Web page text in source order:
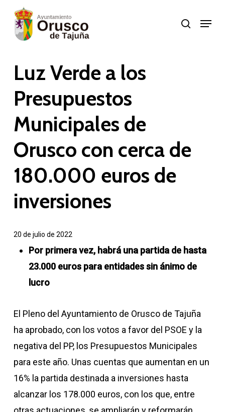
main
search
Menu
Luz Verde a los
Presupuestos
Municipales de
Orusco con cerca de
180.000 euros de
inversiones
20 de julio de 2022
Por primera vez, habrá una partida de hasta
23.000 euros para entidades sin ánimo de
lucro
El Pleno del Ayuntamiento de Orusco de Tajuña
ha aprobado, con los votos a favor del PSOE y la
negativa del PP, los Presupuestos Municipales
para este año. Unas cuentas que aumentan en un
16% la partida destinada a inversiones hasta
alcanzar los 178.000 euros, con los que, entre